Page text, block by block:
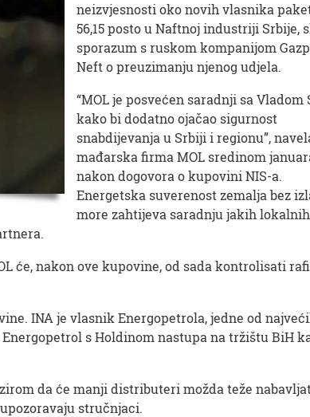
neizvjesnosti oko novih vlasnika
56,15 posto u Naftnoj industriji Srbije,
sporazum s ruskom kompanijom
Neft o preuzimanju njenog udjela.
“MOL je posvećen saradnji sa Vladom
kako bi dodatno ojačao sigurnost
snabdijevanja u Srbiji i regionu”,
mađarska firma MOL sredinom
nakon dogovora o kupovini NIS-a.
Energetska suverenost zemalja bez
more zahtijeva saradnju jakih lokalnih
će, nakon ove kupovine, od sada kontrolisati
INA je vlasnik Energopetrola, jedne od
s Holdinom nastupa na tržištu BiH
da će manji distributeri možda teže
stručnjaci.